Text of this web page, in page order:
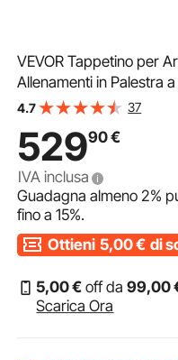
VEVOR Tappetino per
Allenamenti in Palestra
Allenamento
4.7 37
52990€
IVA inclusa
Guadagna almeno2%
fino a15%.
Ottieni 5,00€ di
5,00€ off da99,00
Scarica Ora